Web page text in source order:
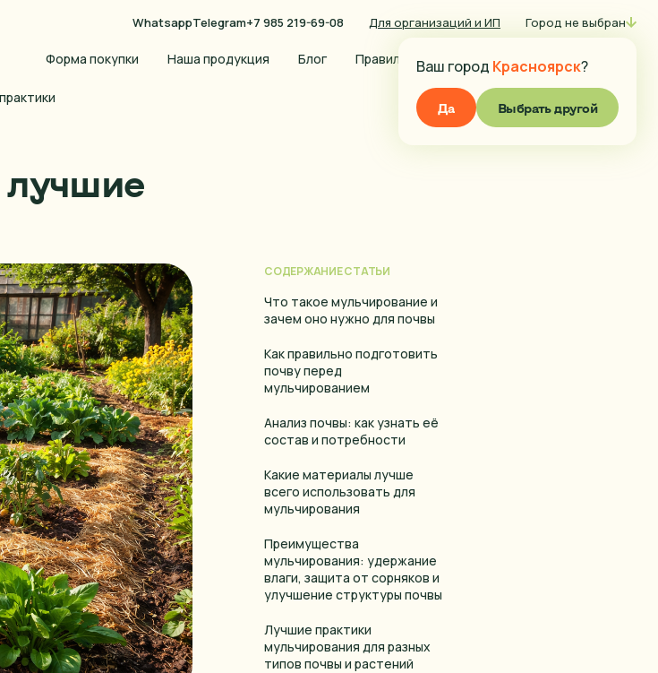
WhatsappTelegram+7 985 219-69-08 Для организаций и ИП Город не выбран
Ваш город Красноярск?
Да Выбрать другой
Форма покупки Наша продукция Блог Правила оплаты Условия доставки
лучшие
СОДЕРЖАНИЕ СТАТЬИ
Что такое мульчирование и
зачем оно нужно для почвы
Как правильно подготовить
почву перед
мульчированием
Анализ почвы: как узнать её
состав и потребности
Какие материалы лучше
всего использовать для
мульчирования
Преимущества
мульчирования: удержание
влаги, защита от сорняков и
улучшение структуры почвы
Лучшие практики
мульчирования для разных
типов почвы и растений